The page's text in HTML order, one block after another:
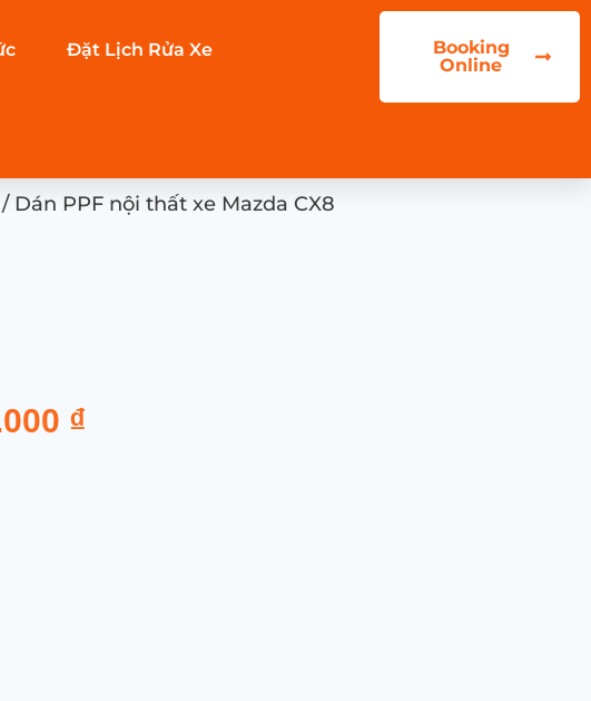
Đặt Lịch Rửa Xe
Booking
Online
/ Dán PPF nội thất xe Mazda CX8
₫